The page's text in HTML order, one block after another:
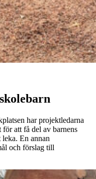
har projektledarna
att få del av barnens
leka. En annan
och förslag till